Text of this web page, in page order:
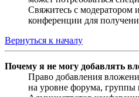
Свяжитесь с модератором
конференции для
Вернуться к началу
Почему я не могу добавлять
Право добавления
на уровне форума, группы